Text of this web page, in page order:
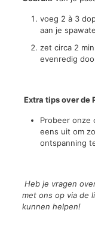
voeg 2 à 3
aan je
zet circa 2
evenredig
Extra tips over de
Probeer onze
eens uit om
ontspanning
Heb je vragen
met ons op via de
kunnen helpen!